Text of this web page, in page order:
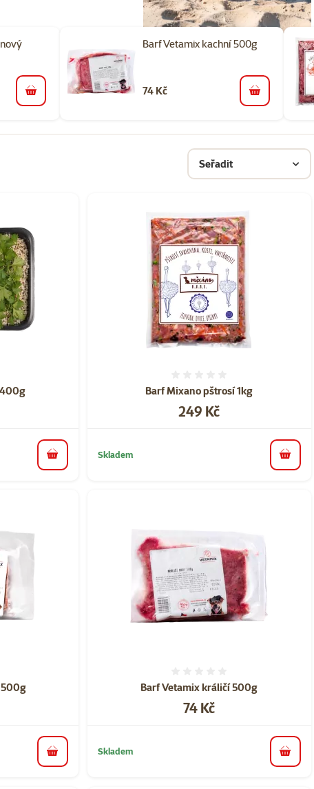
do košíku
Barf Vetamix kachní 500g
74 Kč do košíku
Seřadit
400g
do košíku
Barf Mixano pštrosí 1kg
Cena
249 Kč
Skladem do
500g
do košíku
Barf Vetamix králičí 500g
Cena
74 Kč
Skladem do